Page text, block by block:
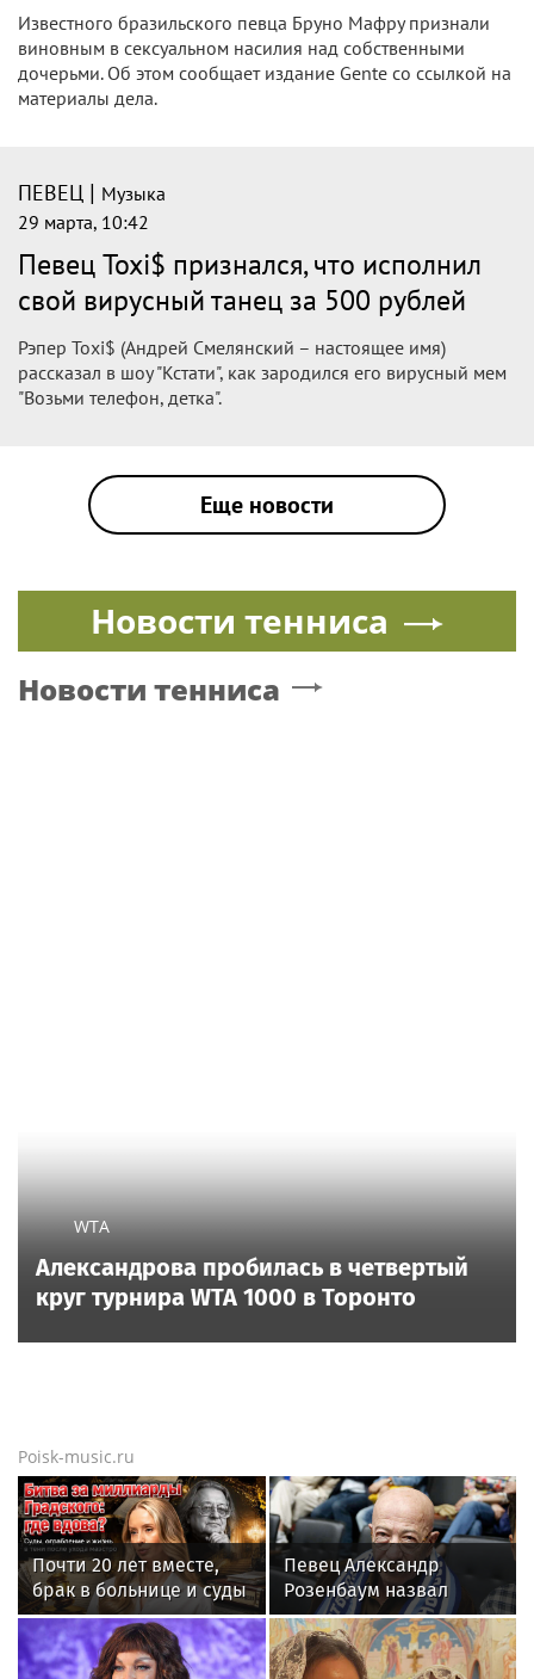
Известного бразильского певца Бруно Мафру признали
виновным в сексуальном насилия над собственными
дочерьми. Об этом сообщает издание Gente со ссылкой на
материалы дела.
ПЕВЕЦ | Музыка
29 марта, 10:42
Певец Toxi$ признался, что исполнил
свой вирусный танец за 500 рублей
Рэпер Toxi$ (Андрей Смелянский – настоящее имя)
рассказал в шоу "Кстати", как зародился его вирусный мем
"Возьми телефон, детка".
Еще новости
Новости тенниса
Новости тенниса
WTA
Александрова пробилась в четвертый
круг турнира WTA 1000 в Торонто
Poisk-music.ru
Почти 20 лет вместе,
брак в больнице и суды
за миллиард: как
сейчас живет вдова
Александра Градского
Певец Александр
Розенбаум назвал
Любовь Орлову
настоящей звездой